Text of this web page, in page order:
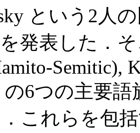
という2人
発表した．
Semitic),
の6つの主要
これらを包